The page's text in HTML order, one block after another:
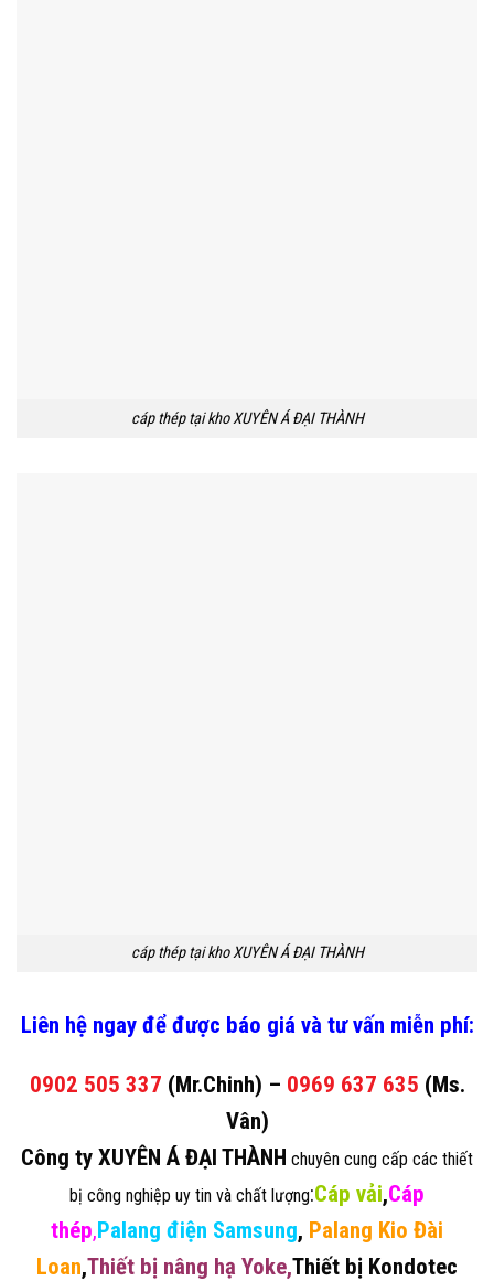
cáp thép tại kho XUYÊN Á ĐẠI THÀNH
cáp thép tại kho XUYÊN Á ĐẠI THÀNH
Liên hệ ngay để được báo giá và tư vấn miễn phí:
0902 505 337 (Mr.Chinh) – 0969 637 635 (Ms.
Vân)
Công ty XUYÊN Á ĐẠI THÀNH chuyên cung cấp các thiết
bị công nghiệp uy tin và chất lượng:Cáp vải,Cáp
thép,Palang điện Samsung, Palang Kio Đài
Loan,Thiết bị nâng hạ Yoke,Thiết bị Kondotec